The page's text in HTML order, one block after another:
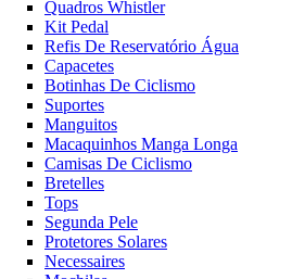
Quadros Whistler
Kit Pedal
Refis De Reservatório Água
Capacetes
Botinhas De Ciclismo
Suportes
Manguitos
Macaquinhos Manga Longa
Camisas De Ciclismo
Bretelles
Tops
Segunda Pele
Protetores Solares
Necessaires